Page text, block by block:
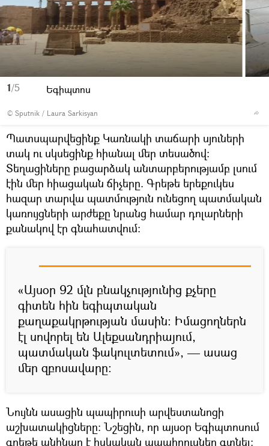
1/5
© Sputnik / Laura Sarkisyan
Եգիպտոս
Պատսպարվեցինք Կառնակի տաճարի սյուների
տակ ու սկսեցինք հիանալ մեր տեսածով:
Տեղացիները բացարձակ անտարբերությամբ լսում
էին մեր հիացական ճիչերը. Գրեթե երեքուկես
հազար տարվա պատմություն ունեցող պատմական
կառույցների արժեքը նրանց համար դոլարների
քանակով էր գնահատվում։
«Այսօր 92 մլն բնակչությունից քչերը
գիտեն հին եգիպտական
քաղաքակրթության մասին։ Իմացողներն
էլ սովորել են Ալեքսանդրիայում,
պատմական ֆակուլտետում», — ասաց
մեր զբոսավարը։
Նույնն ասացին պապիրուսի արվեստանոցի
աշխատակիցները։ Նշեցին, որ այսօր Եգիպտոսում
գրեթե անհնար է իսկական պապիրուսներ գտնել։